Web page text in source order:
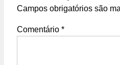
Campos obrigatórios são
Comentário *